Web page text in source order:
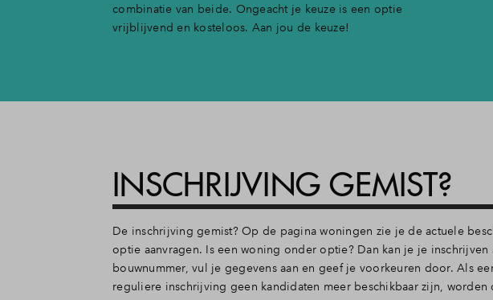
combinatie van beide. Ongeacht je keuze is een optie
vrijblijvend en kosteloos. Aan jou de keuze!
INSCHRIJVING GEMIST?
De inschrijving gemist? Op de pagina woningen zie je de actuele
optie aanvragen. Is een woning onder optie? Dan kan je je
bouwnummer, vul je gegevens aan en geef je voorkeuren door. Als
reguliere inschrijving geen kandidaten meer beschikbaar zijn, worden